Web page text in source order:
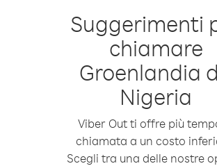
Suggerimenti
chiamare
Groenlandia
Nigeria
Viber Out ti offre più
chiamata a un costo
Scegli tra una delle nostre